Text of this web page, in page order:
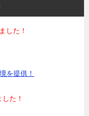
した！
を提供！
た！